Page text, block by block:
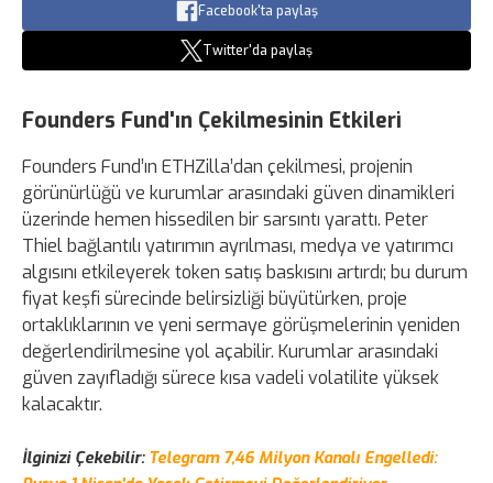
Facebook'ta paylaş
Twitter'da paylaş
Founders Fund'ın Çekilmesinin Etkileri
Founders Fund’ın ETHZilla’dan çekilmesi, projenin
görünürlüğü ve kurumlar arasındaki güven dinamikleri
üzerinde hemen hissedilen bir sarsıntı yarattı. Peter
Thiel bağlantılı yatırımın ayrılması, medya ve yatırımcı
algısını etkileyerek token satış baskısını artırdı; bu durum
fiyat keşfi sürecinde belirsizliği büyütürken, proje
ortaklıklarının ve yeni sermaye görüşmelerinin yeniden
değerlendirilmesine yol açabilir. Kurumlar arasındaki
güven zayıfladığı sürece kısa vadeli volatilite yüksek
kalacaktır.
İlginizi Çekebilir:Telegram 7,46 Milyon Kanalı Engelledi: